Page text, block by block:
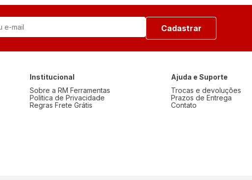
Cadastrar
Institucional
Sobre a RM Ferramentas
Politica de Privacidade
Regras Frete Grátis
Ajuda e Suporte
Trocas e devoluções
Prazos de Entrega
Contato